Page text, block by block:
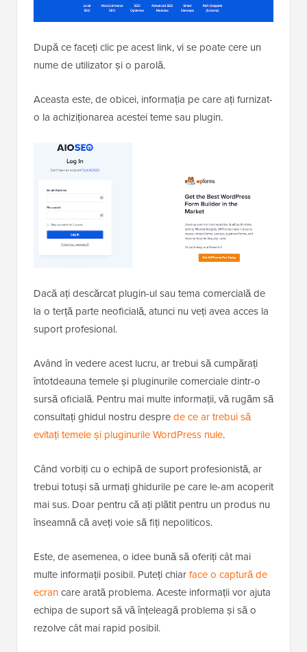
După ce faceți clic pe acest link, vi se poate cere un
nume de utilizator și o parolă.
Aceasta este, de obicei, informația pe care ați furnizat-
o la achiziționarea acestei teme sau plugin.
Dacă ați descărcat plugin-ul sau tema comercială de
la o terță parte neoficială, atunci nu veți avea acces la
suport profesional.
Având în vedere acest lucru, ar trebui să cumpărați
întotdeauna temele și pluginurile comerciale dintr-o
sursă oficială. Pentru mai multe informații, vă rugăm să
consultați ghidul nostru desprede ce ar trebui să
evitați temele și pluginurile WordPress nule.
Când vorbiți cu o echipă de suport profesionistă, ar
trebui totuși să urmați ghidurile pe care le-am acoperit
mai sus. Doar pentru că ați plătit pentru un produs nu
înseamnă că aveți voie să fiți nepoliticos.
Este, de asemenea, o idee bună să oferiți cât mai
multe informații posibil. Puteți chiarface o captură de
ecrancare arată problema. Aceste informații vor ajuta
echipa de suport să vă înțeleagă problema și să o
rezolve cât mai rapid posibil.